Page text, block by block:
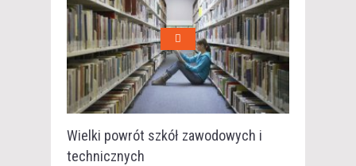
Wielki powrót szkół zawodowych i
technicznych